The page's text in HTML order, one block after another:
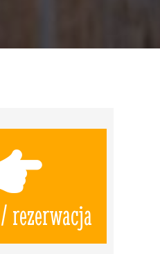
rezerwacja